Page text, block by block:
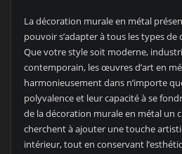
La décoration murale en métal
pouvoir s’adapter à tous les types
Que votre style soit moderne,
contemporain, les œuvres d’art en
harmonieusement dans n’importe
polyvalence et leur capacité à se
de la décoration murale en métal un
cherchent à ajouter une touche
intérieur, tout en conservant